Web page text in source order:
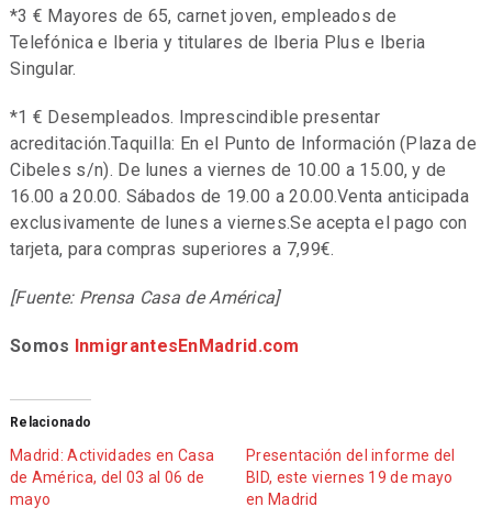
*3 € Mayores de 65, carnet joven, empleados de
Telefónica e Iberia y titulares de Iberia Plus e Iberia
Singular.
*1 € Desempleados. Imprescindible presentar
acreditación.Taquilla: En el Punto de Información (Plaza de
Cibeles s/n). De lunes a viernes de 10.00 a 15.00, y de
16.00 a 20.00. Sábados de 19.00 a 20.00.Venta anticipada
exclusivamente de lunes a viernes.Se acepta el pago con
tarjeta, para compras superiores a 7,99€.
[Fuente: Prensa Casa de América]
Somos InmigrantesEnMadrid.com
Relacionado
Madrid: Actividades en Casa
de América, del 03 al 06 de
mayo
Presentación del informe del
BID, este viernes 19 de mayo
en Madrid